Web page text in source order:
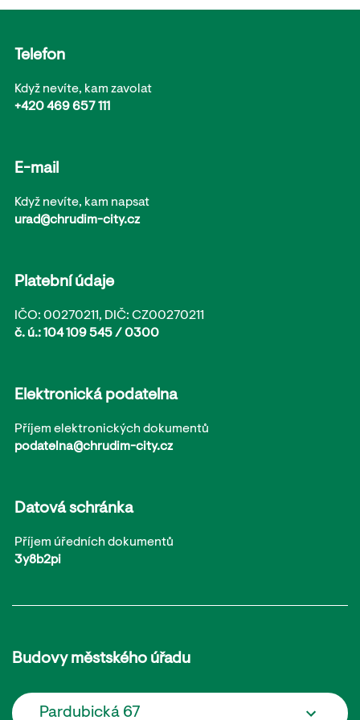
Telefon
Když nevíte, kam zavolat
+420 469 657 111
E-mail
Když nevíte, kam napsat
urad@chrudim-city.cz
Platební údaje
IČO: 00270211, DIČ: CZ00270211
č. ú.: 104 109 545 / 0300
Elektronická podatelna
Příjem elektronických dokumentů
podatelna@chrudim-city.cz
Datová schránka
Příjem úředních dokumentů
3y8b2pi
Budovy městského úřadu
Pardubická 67